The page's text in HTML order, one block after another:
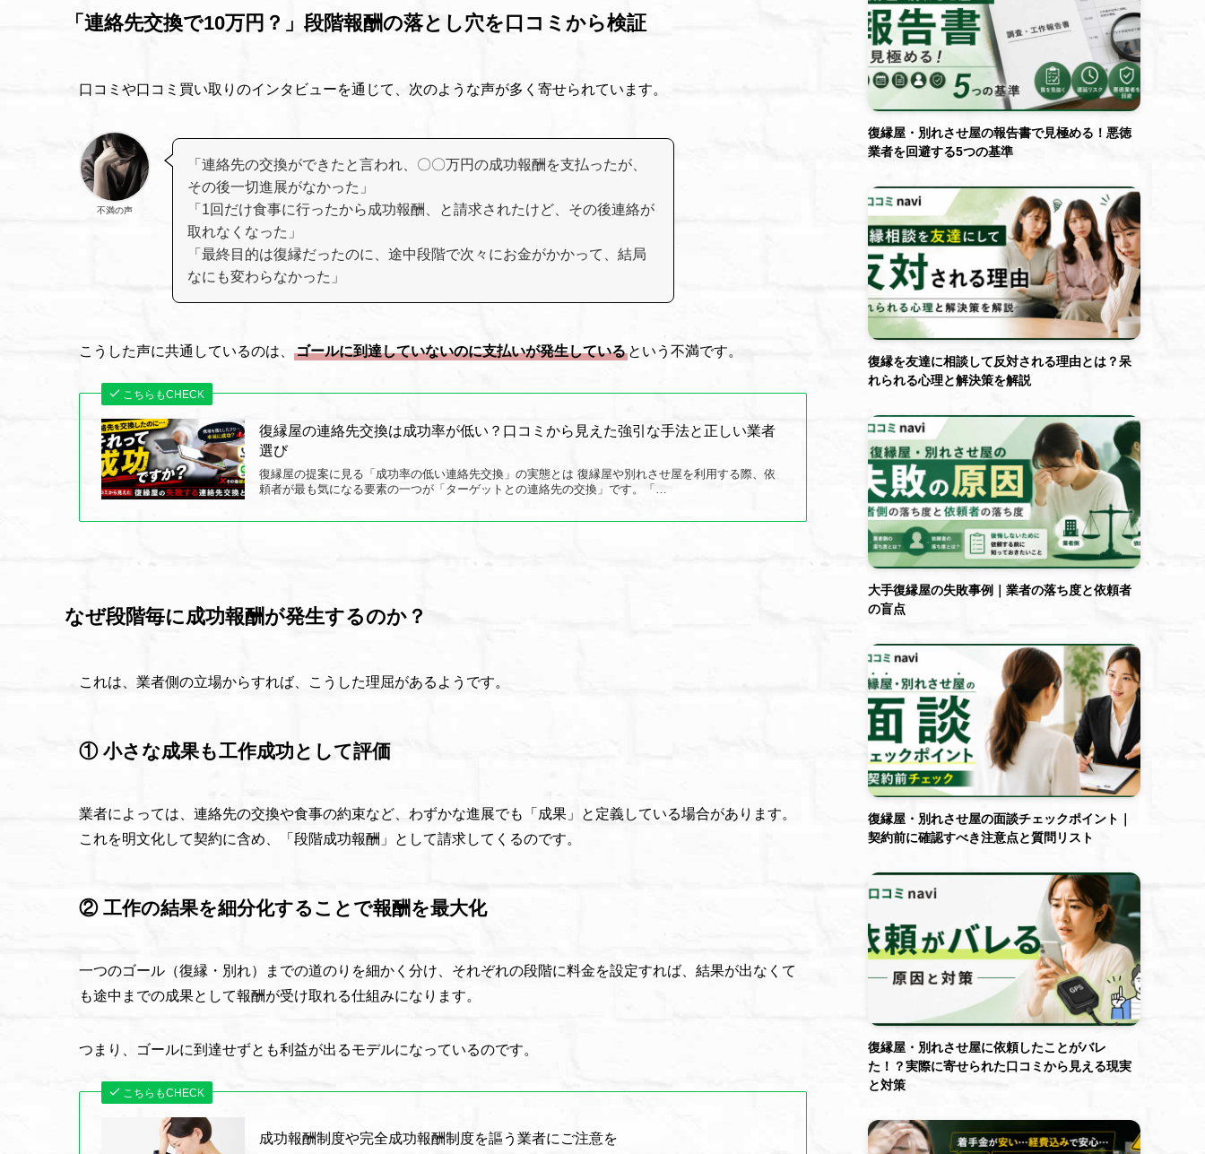
「連絡先交換で10万円？」段階報酬の落とし穴を口コミから検証
口コミや口コミ買い取りのインタビューを通じて、次のような声が多く寄せられています。
不満の声
「連絡先の交換ができたと言われ、〇〇万円の成功報酬を支払ったが、
その後一切進展がなかった」
「1回だけ食事に行ったから成功報酬、と請求されたけど、その後連絡が
取れなくなった」
「最終目的は復縁だったのに、途中段階で次々にお金がかかって、結局
なにも変わらなかった」
こうした声に共通しているのは、 ゴールに到達していないのに支払いが発生している という不満です。
こちらもCHECK
復縁屋の連絡先交換は成功率が低い？口コミから見えた強引な手法と正しい業者
選び
復縁屋の提案に見る「成功率の低い連絡先交換」の実態とは 復縁屋や別れさせ屋を利用する際、依
頼者が最も気になる要素の一つが「ターゲットとの連絡先の交換」です。「…
なぜ段階毎に成功報酬が発生するのか？
これは、業者側の立場からすれば、こうした理屈があるようです。
① 小さな成果も工作成功として評価
業者によっては、連絡先の交換や食事の約束など、わずかな進展でも「成果」と定義している場合があります。
これを明文化して契約に含め、「段階成功報酬」として請求してくるのです。
② 工作の結果を細分化することで報酬を最大化
一つのゴール（復縁・別れ）までの道のりを細かく分け、それぞれの段階に料金を設定すれば、結果が出なくて
も途中までの成果として報酬が受け取れる仕組みになります。
つまり、ゴールに到達せずとも利益が出るモデルになっているのです。
こちらもCHECK
成功報酬制度や完全成功報酬制度を謳う業者にご注意を
復縁屋・別れさせ屋の報告書で見極める！悪徳
業者を回避する5つの基準
復縁を友達に相談して反対される理由とは？呆
れられる心理と解決策を解説
大手復縁屋の失敗事例｜業者の落ち度と依頼者
の盲点
復縁屋・別れさせ屋の面談チェックポイント｜
契約前に確認すべき注意点と質問リスト
復縁屋・別れさせ屋に依頼したことがバレ
た！？実際に寄せられた口コミから見える現実
と対策